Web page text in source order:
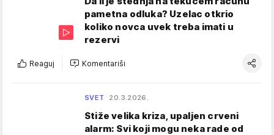
pametna odluka? Uzelac otkrio
koliko novca uvek treba imati u
rezervi
Reaguj Komentariši
SVET 20.3.2026.
Stiže velika kriza, upaljen crveni
alarm: Svi koji mogu neka rade od